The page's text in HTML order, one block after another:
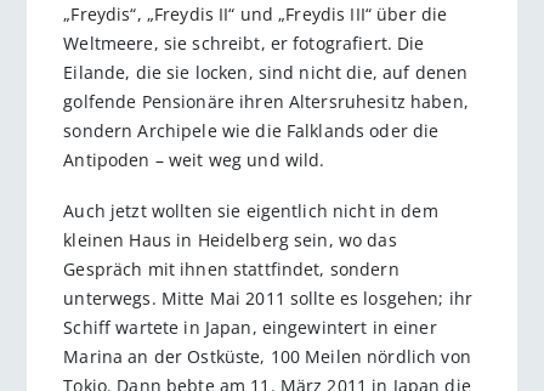
„Freydis“, „Freydis II“ und „Freydis III“ über die
Weltmeere, sie schreibt, er fotografiert. Die
Eilande, die sie locken, sind nicht die, auf denen
golfende Pensionäre ihren Altersruhesitz haben,
sondern Archipele wie die Falklands oder die
Antipoden – weit weg und wild.
Auch jetzt wollten sie eigentlich nicht in dem
kleinen Haus in Heidelberg sein, wo das
Gespräch mit ihnen stattfindet, sondern
unterwegs. Mitte Mai 2011 sollte es losgehen; ihr
Schiff wartete in Japan, eingewintert in einer
Marina an der Ostküste, 100 Meilen nördlich von
Tokio. Dann bebte am 11. März 2011 in Japan die